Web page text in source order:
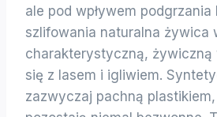
ale pod wpływem
szlifowania naturalna żywica
charakterystyczną, żywiczną
się z lasem i igliwiem.
zazwyczaj pachną